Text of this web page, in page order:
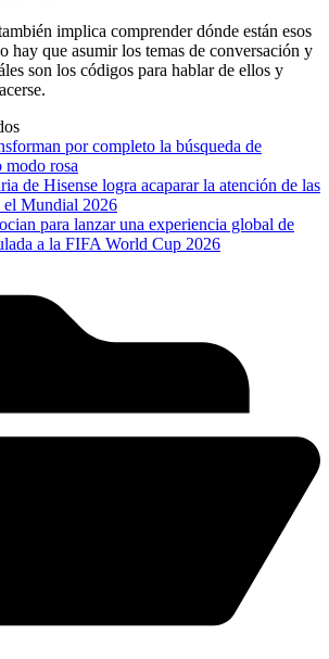
implica comprender dónde están esos
hay que asumir los temas de conversación y
son los códigos para hablar de ellos y
por completo la búsqueda de
rosa
de Hisense logra acaparar la atención de las
el Mundial 2026
para lanzar una experiencia global de
a la FIFA World Cup 2026